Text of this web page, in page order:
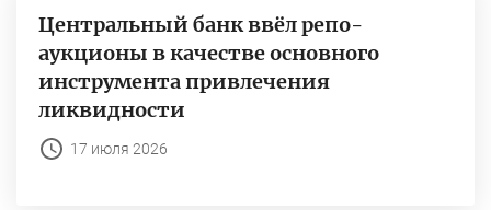
Центральный банк ввёл репо-
аукционы в качестве основного
инструмента привлечения
ликвидности
17 июля 2026